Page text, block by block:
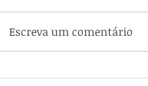
Beterraba
Escreva um comentário